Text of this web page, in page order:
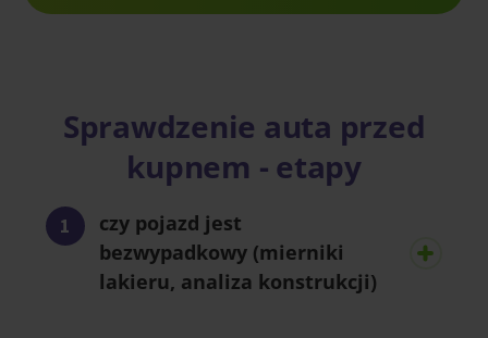
Sprawdzenie auta przed
kupnem - etapy
czy pojazd jest
bezwypadkowy (mierniki
lakieru, analiza konstrukcji)